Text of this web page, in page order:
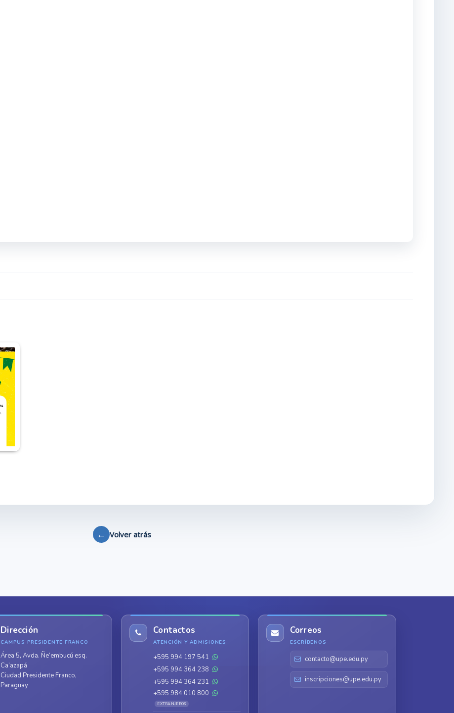
← Volver atrás
Dirección
CAMPUS PRESIDENTE FRANCO
Área 5, Avda. Ñe’embucú esq.
Ca’azapá
Ciudad Presidente Franco,
Paraguay
Contactos
ATENCIÓN Y ADMISIONES
+595 994 197 541
+595 994 364 238
+595 994 364 231
+595 984 010 800
EXTRANJEROS
Correos
ESCRÍBENOS
contacto@upe.edu.py
inscripciones@upe.edu.py